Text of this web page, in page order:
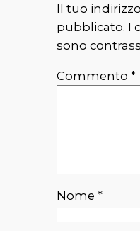
Il tuo
pubblicato. I
sono
Commento *
Nome *